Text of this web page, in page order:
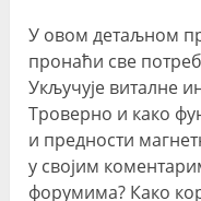
У овом детаљном
пронаћи све
Укључује виталне
Троверно и како
и предности
у својим
форумима? Како